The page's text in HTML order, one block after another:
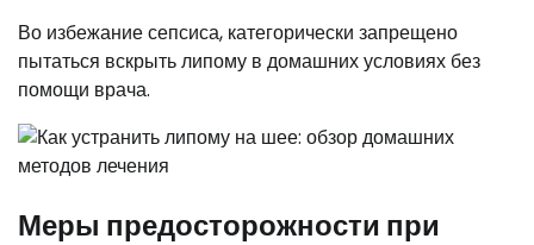
Во избежание сепсиса, категорически запрещено
пытаться вскрыть липому в домашних условиях без
помощи врача.
Меры предосторожности при